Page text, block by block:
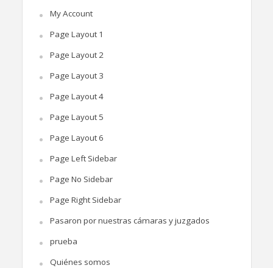
My Account
Page Layout 1
Page Layout 2
Page Layout 3
Page Layout 4
Page Layout 5
Page Layout 6
Page Left Sidebar
Page No Sidebar
Page Right Sidebar
Pasaron por nuestras cámaras y juzgados
prueba
Quiénes somos